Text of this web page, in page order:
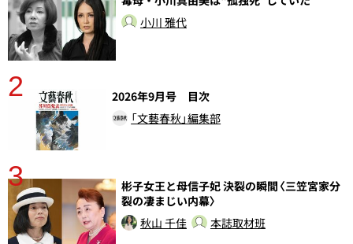
小川 雅代
2
2026年9月号 目次
「文藝春秋」編集部
3
彬子女王と母信子妃 決裂の瞬間〈三笠宮家分
裂の凄まじい内幕〉
秋山 千佳
本誌取材班